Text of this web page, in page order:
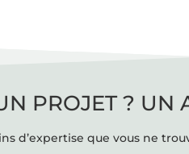
PROJET ? UN
d’expertise que vous ne